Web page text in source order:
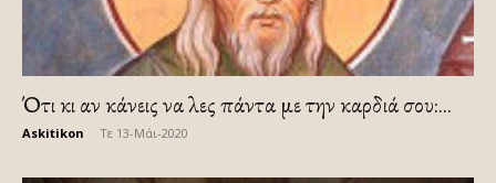
Ότι κι αν κάνεις να λες πάντα με την καρδιά σου:...
Askitikon Τε 13-Μάι-2020